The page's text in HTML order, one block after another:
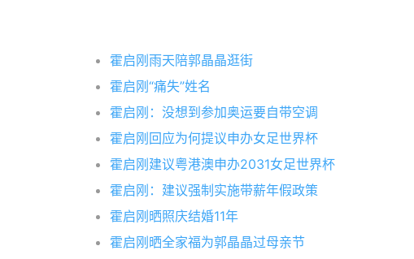
霍启刚雨天陪郭晶晶逛街
霍启刚“痛失”姓名
霍启刚：没想到参加奥运要自带空调
霍启刚回应为何提议申办女足世界杯
霍启刚建议粤港澳申办2031女足世界杯
霍启刚：建议强制实施带薪年假政策
霍启刚晒照庆结婚11年
霍启刚晒全家福为郭晶晶过母亲节